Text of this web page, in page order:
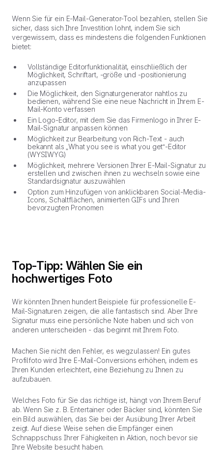
Wenn Sie für ein E-Mail-Generator-Tool bezahlen, stellen Sie
sicher, dass sich Ihre Investition lohnt, indem Sie sich
vergewissern, dass es mindestens die folgenden Funktionen
bietet:
Vollständige Editorfunktionalität, einschließlich der
Möglichkeit, Schriftart, -größe und -positionierung
anzupassen
Die Möglichkeit, den Signaturgenerator nahtlos zu
bedienen, während Sie eine neue Nachricht in Ihrem E-
Mail-Konto verfassen
Ein Logo-Editor, mit dem Sie das Firmenlogo in Ihrer E-
Mail-Signatur anpassen können
Möglichkeit zur Bearbeitung von Rich-Text - auch
bekannt als „What you see is what you get“-Editor
(WYSIWYG)
Möglichkeit, mehrere Versionen Ihrer E-Mail-Signatur zu
erstellen und zwischen ihnen zu wechseln sowie eine
Standardsignatur auszuwählen
Option zum Hinzufügen von anklickbaren Social-Media-
Icons, Schaltflächen, animierten GIFs und Ihren
bevorzugten Pronomen
Top-Tipp: Wählen Sie ein
hochwertiges Foto
Wir könnten Ihnen hundert Beispiele für professionelle E-
Mail-Signaturen zeigen, die alle fantastisch sind. Aber Ihre
Signatur muss eine persönliche Note haben und sich von
anderen unterscheiden - das beginnt mit Ihrem Foto.
Machen Sie nicht den Fehler, es wegzulassen! Ein gutes
Profilfoto wird Ihre E-Mail-Conversions erhöhen, indem es
Ihren Kunden erleichtert, eine Beziehung zu Ihnen zu
aufzubauen.
Welches Foto für Sie das richtige ist, hängt von Ihrem Beruf
ab. Wenn Sie z. B. Entertainer oder Bäcker sind, könnten Sie
ein Bild auswählen, das Sie bei der Ausübung Ihrer Arbeit
zeigt. Auf diese Weise sehen die Empfänger einen
Schnappschuss Ihrer Fähigkeiten in Aktion, noch bevor sie
Ihre Website besucht haben.